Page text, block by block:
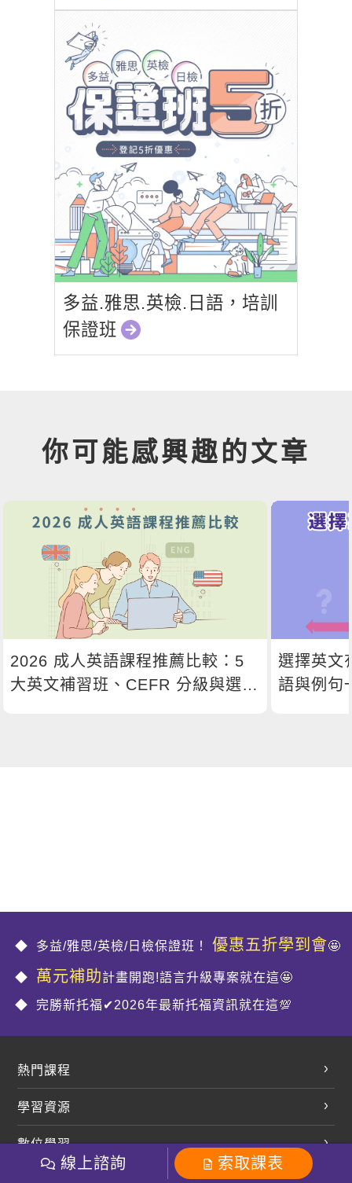
多益.雅思.英檢.日語，培訓
保證班
你可能感興趣的文章
2026 成人英語課程推薦比較：5
大英文補習班、CEFR 分級與選課
選擇英文
語與例句
多益/雅思/英檢/日檢保證班！ 優惠五折學到會🤩
萬元補助計畫開跑!語言升級專案就在這🤩
完勝新托福✔2026年最新托福資訊就在這💯
熱門課程
開口溜英文
學習資源
開課查詢
數位學習
巨匠美語數位學院
線上諮詢 索取課表